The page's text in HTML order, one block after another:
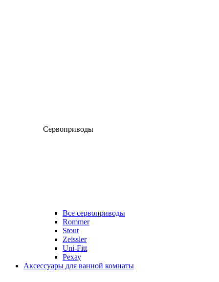
Сервоприводы
Все сервоприводы
Rommer
Stout
Zeissler
Uni-Fitt
Рехау
Аксессуары для ванной комнаты